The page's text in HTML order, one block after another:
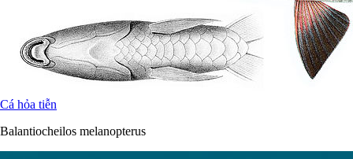
Cá hỏa tiễn
Balantiocheilos melanopterus